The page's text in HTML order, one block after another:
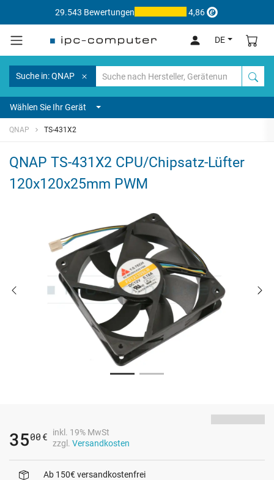
29.543 Bewertungen 4,86
DE
Suche in: QNAP
Wählen Sie Ihr Gerät
QNAP TS-431X2
QNAP TS-431X2 CPU/Chipsatz-Lüfter
120x120x25mm PWM
3500 €
inkl. 19% MwSt
zzgl. Versandkosten
Ab 150€ versandkostenfrei